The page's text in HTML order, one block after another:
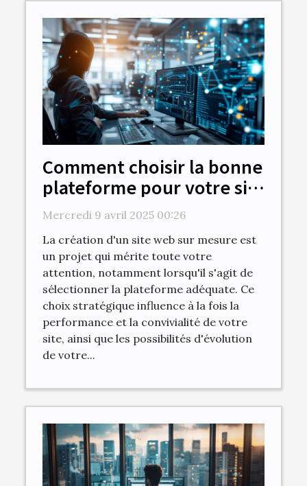
Comment choisir la bonne
plateforme pour votre site
web personnalisé
Mercredi 9 avril 2025 00:26
La création d'un site web sur mesure est
un projet qui mérite toute votre
attention, notamment lorsqu'il s'agit de
sélectionner la plateforme adéquate. Ce
choix stratégique influence à la fois la
performance et la convivialité de votre
site, ainsi que les possibilités d'évolution
de votre...